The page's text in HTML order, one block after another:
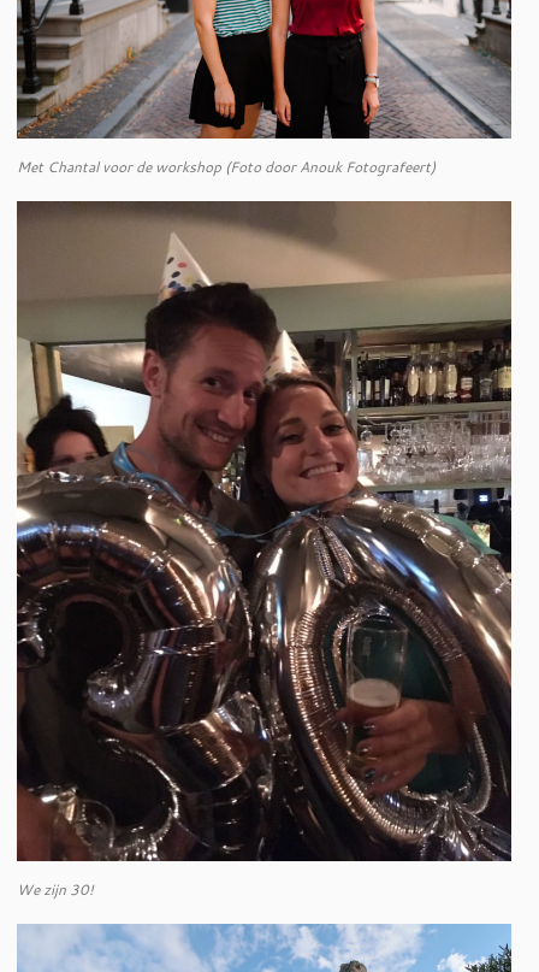
Met Chantal voor de workshop (Foto door Anouk Fotografeert)
We zijn 30!